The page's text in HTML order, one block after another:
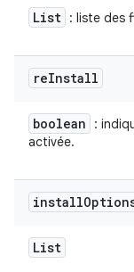
List : liste des
reInstall
boolean
:
activée.
install
List